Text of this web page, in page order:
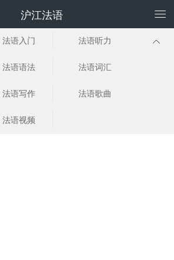
沪江法语
法语入门 法语听力
法语语法 法语词汇
法语写作 法语歌曲
法语视频